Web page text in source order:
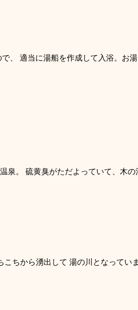
、 適当に湯船を作成して入浴。お
泉。 硫黄臭がただよっていて、木
ちから湧出して 湯の川となっていま